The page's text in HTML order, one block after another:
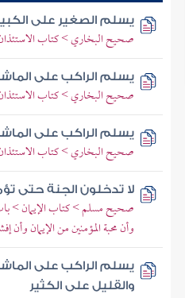
يسلم الصغير على
صحيح البخاري > كتاب
يسلم الراكب على
صحيح البخاري > كتاب
يسلم الراكب على
صحيح البخاري > كتاب
لا تدخلون الجنة حتى
صحيح مسلم > كتاب الإيمان > باب
وأن محبة المؤمنين من الإيمان وأن
يسلم الراكب على
والقليل على الكثير